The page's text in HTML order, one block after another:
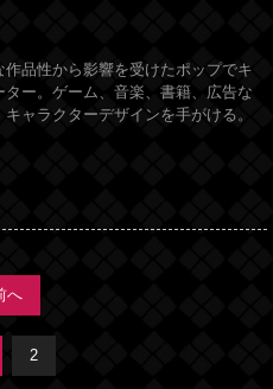
品性から影響を受けたポップでキ
ー。ゲーム、音楽、書籍、広告な
ャラクターデザインを手がける。
へ
2